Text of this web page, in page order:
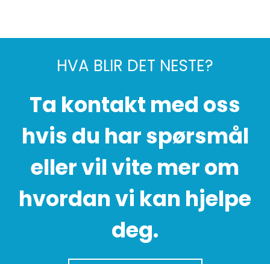
HVA BLIR DET NESTE?
Ta kontakt med oss
hvis du har spørsmål
eller vil vite mer om
hvordan vi kan hjelpe
deg.